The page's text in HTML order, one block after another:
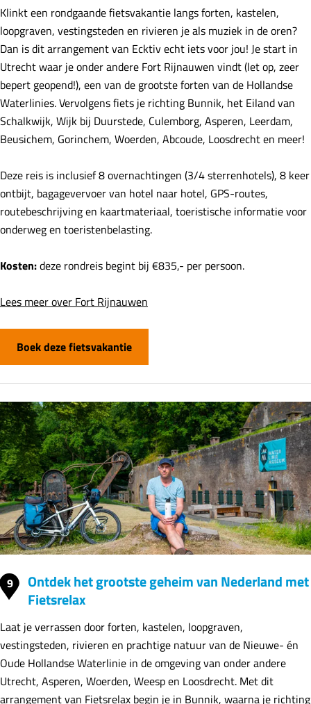
Klinkt een rondgaande fietsvakantie langs forten, kastelen,
loopgraven, vestingsteden en rivieren je als muziek in de oren?
Dan is dit arrangement van Ecktiv echt iets voor jou! Je start in
Utrecht waar je onder andere Fort Rijnauwen vindt (let op, zeer
bepert geopend!), een van de grootste forten van de Hollandse
Waterlinies. Vervolgens fiets je richting Bunnik, het Eiland van
Schalkwijk, Wijk bij Duurstede, Culemborg, Asperen, Leerdam,
Beusichem, Gorinchem, Woerden, Abcoude, Loosdrecht en meer!
Deze reis is inclusief 8 overnachtingen (3/4 sterrenhotels), 8 keer
ontbijt, bagagevervoer van hotel naar hotel, GPS-routes,
routebeschrijving en kaartmateriaal, toeristische informatie voor
onderweg en toeristenbelasting.
Kosten:deze rondreis begint bij €835,- per persoon.
Lees meer over Fort Rijnauwen
Boek deze fietsvakantie
9
Ontdek het grootste geheim van Nederland met
Fietsrelax
Laat je verrassen door forten, kastelen, loopgraven,
vestingsteden, rivieren en prachtige natuur van de Nieuwe- én
Oude Hollandse Waterlinie in de omgeving van onder andere
Utrecht, Asperen, Woerden, Weesp en Loosdrecht. Met dit
arrangement van Fietsrelax begin je in Bunnik, waarna je richting